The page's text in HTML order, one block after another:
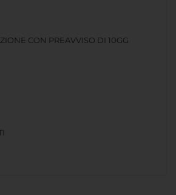
CON PREAVVISO DI 10GG